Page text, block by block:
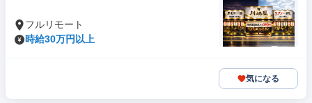
フルリモート
時給30万円以上
気になる